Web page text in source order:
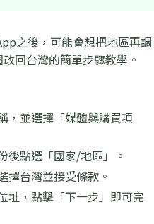
之後，可能會想把地區再調
回台灣的簡單步驟教學。
，並選擇「媒體與購買項
後點選「國家/地區」。
擇台灣並接受條款。
址，點擊「下一步」即可完